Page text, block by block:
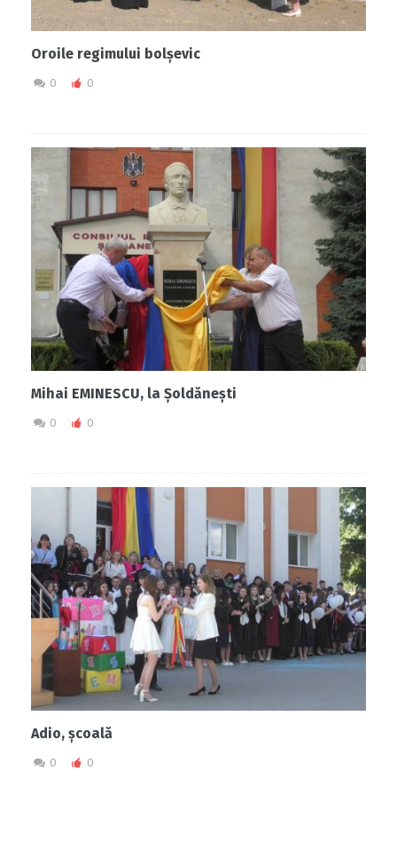
Oroile regimului bolșevic
0 0
Mihai EMINESCU, la Șoldănești
0 0
Adio, școală
0 0